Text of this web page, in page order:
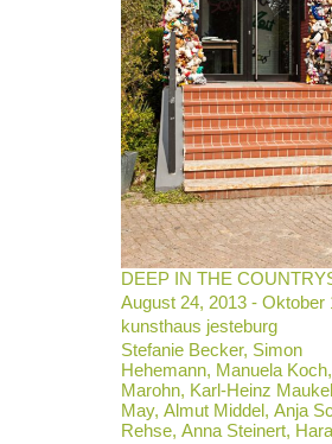
DEEP IN THE
August 24, 2013 - Oktober
kunsthaus jesteburg
Stefanie Becker, Simon
Hehemann, Manuela
Marohn, Karl-Heinz
May, Almut Middel, Anja
Rehse, Anna Steinert,